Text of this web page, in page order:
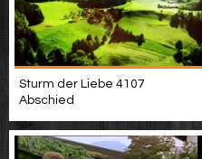
Sturm der Liebe 4107
Abschied